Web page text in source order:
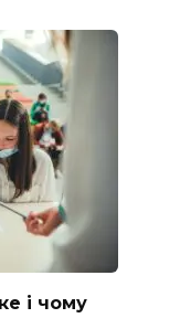
і чому